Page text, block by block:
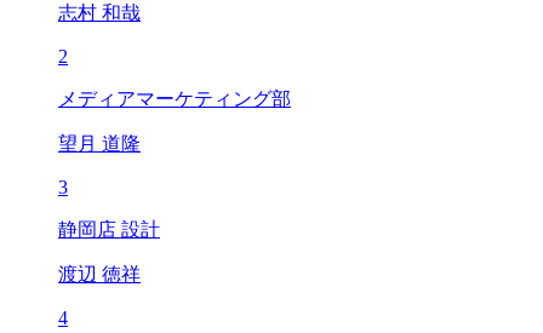
志村 和哉
2
メディアマーケティング部
望月 道隆
3
静岡店 設計
渡辺 徳祥
4